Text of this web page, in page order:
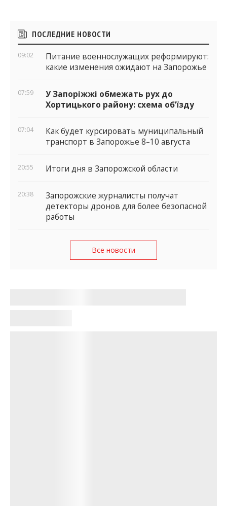
Боковые
виджеты
ПОСЛЕДНИЕ НОВОСТИ
09:02
Питание военнослужащих реформируют:
какие изменения ожидают на Запорожье
07:59
У Запоріжжі обмежать рух до
Хортицького району: схема об’їзду
07:04
Как будет курсировать муниципальный
транспорт в Запорожье 8–10 августа
20:55 Итоги дня в Запорожской области
20:38
Запорожские журналисты получат
детекторы дронов для более безопасной
работы
Все новости